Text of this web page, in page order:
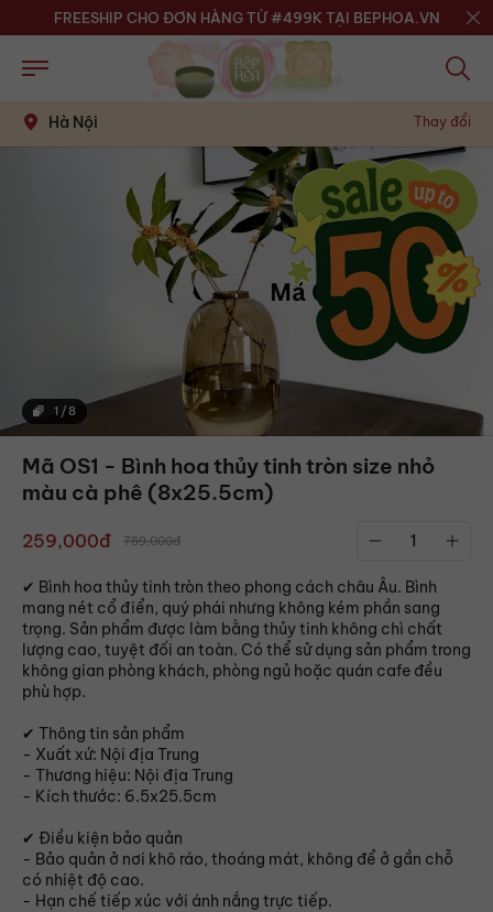
FREESHIP CHO ĐƠN HÀNG TỪ #499K TẠI BEPHOA.VN
Hà Nội Thay đổi
1 /8
Mã OS1 - Bình hoa thủy tinh tròn size nhỏ
màu cà phê (8x25.5cm)
259,000đ 759,000đ
✔ Bình hoa thủy tinh tròn theo phong cách châu Âu. Bình
mang nét cổ điển, quý phái nhưng không kém phần sang
trọng. Sản phẩm được làm bằng thủy tinh không chì chất
lượng cao, tuyệt đối an toàn. Có thể sử dụng sản phẩm trong
không gian phòng khách, phòng ngủ hoặc quán cafe đều
phù hợp.
✔ Thông tin sản phẩm
- Xuất xứ: Nội địa Trung
- Thương hiệu: Nội địa Trung
- Kích thước: 6.5x25.5cm
✔ Điều kiện bảo quản
- Bảo quản ở nơi khô ráo, thoáng mát, không để ở gần chỗ
có nhiệt độ cao.
- Hạn chế tiếp xúc với ánh nắng trực tiếp.